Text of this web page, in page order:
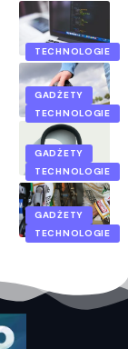
TECHNOLOGIE
GADŻETY
TECHNOLOGIE
GADŻETY
TECHNOLOGIE
GADŻETY
TECHNOLOGIE